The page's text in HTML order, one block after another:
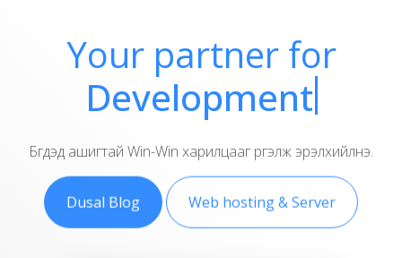
Your partner forD
Бүгдэд ашигтай Win-Win харилцааг үргэлж эрэлхийлнэ.
Dusal Blog Web hosting & Server